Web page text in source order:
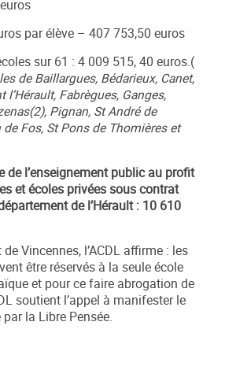
par élève – 407 753,50 euros
sur 61 : 4 009 515, 40 euros.(
de Baillargues, Bédarieux, Canet,
l’Hérault, Fabrègues, Ganges,
Pignan, St André de
Fos, St Pons de Thomières et
de l’enseignement public au profit
et écoles privées sous contrat
de l’Hérault : 10 610
Vincennes, l’ACDL affirme : les
être réservés à la seule école
et pour ce faire abrogation de
soutient l’appel à manifester le
la Libre Pensée.